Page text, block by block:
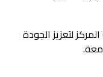
لتعزيز الجودة